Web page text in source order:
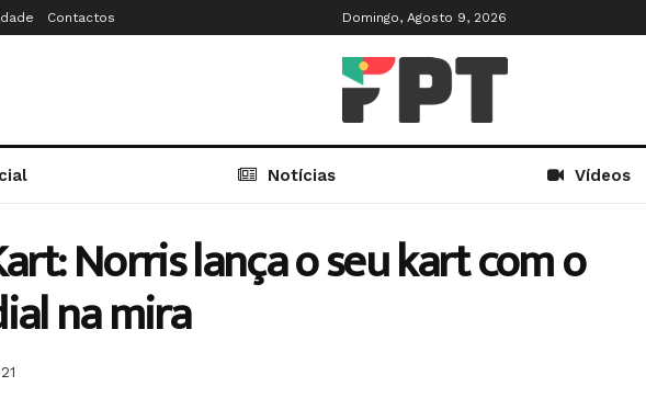
Contactos Domingo, Agosto 9, 2026
Notícias Vídeos
Norris lança o seu kart com o
na mira